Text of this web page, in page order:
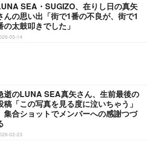
SEA・SUGIZO、在りし日の真矢
んの思い出「街で1番の不良が、街で1
の太鼓叩きでした」
05-14
逝のLUNA SEA真矢さん、生前最後の
稿「この写真を見る度に泣いちゃう」
集合ショットでメンバーへの感謝つづ
02-23